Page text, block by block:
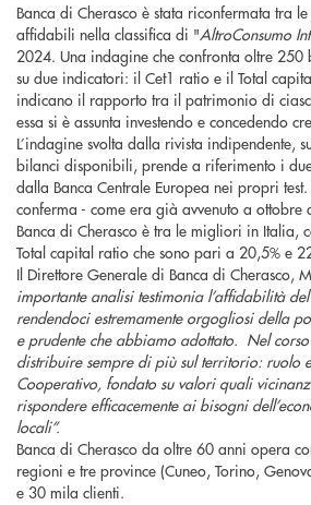
Banca di Cherasco è stata riconfermata tra
affidabili nella classifica di "AltroConsumo
2024. Una indagine che confronta oltre 250
su due indicatori: il Cet1 ratio e il Total
indicano il rapporto tra il patrimonio di
essa si è assunta investendo e concedendo
L’indagine svolta dalla rivista indipendente,
bilanci disponibili, prende a riferimento i
dalla Banca Centrale Europea nei propri
conferma - come era già avvenuto a ottobre
Banca di Cherasco è tra le migliori in Italia,
Total capital ratio che sono pari a 20,5% e
Il Direttore Generale di Banca di Cherasco,
importante analisi testimonia l’affidabilità del
rendendoci estremamente orgogliosi della
e prudente che abbiamo adottato. Nel
distribuire sempre di più sul territorio: ruolo
Cooperativo, fondato su valori quali
rispondere efficacemente ai bisogni
locali”.
Banca di Cherasco da oltre 60 anni opera
regioni e tre province (Cuneo, Torino,
e 30 mila clienti.